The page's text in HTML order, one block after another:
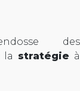
des
la stratégie à